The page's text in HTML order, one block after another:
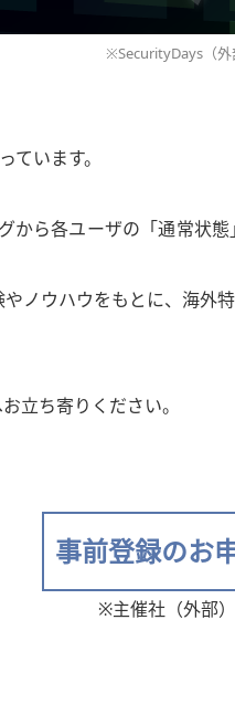
※SecurityDays（外
います。
から各ユーザの「通常状
ノウハウをもとに、海
立ち寄りください。
事前登録のお
※主催社（外部